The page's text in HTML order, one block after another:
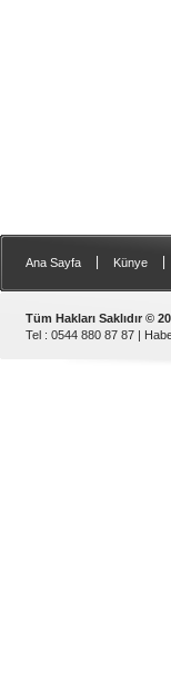
Ana Sayfa Künye
Tüm Hakları Saklıdır ©
Tel : 0544 880 87 87 |